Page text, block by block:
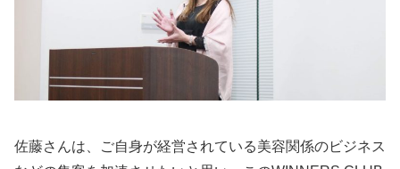
佐藤さんは、ご自身が経営されている美容関係のビジネス